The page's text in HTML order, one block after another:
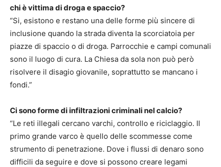
chi è vittima di droga e spaccio?
“Si, esistono e restano una delle forme più sincere di
inclusione quando la strada diventa la scorciatoia per
piazze di spaccio o di droga. Parrocchie e campi comunali
sono il luogo di cura. La Chiesa da sola non può però
risolvere il disagio giovanile, soprattutto se mancano i
fondi.”
Ci sono forme di infiltrazioni criminali nel calcio?
“Le reti illegali cercano varchi, controllo e riciclaggio. Il
primo grande varco è quello delle scommesse come
strumento di penetrazione. Dove i flussi di denaro sono
difficili da seguire e dove si possono creare legami